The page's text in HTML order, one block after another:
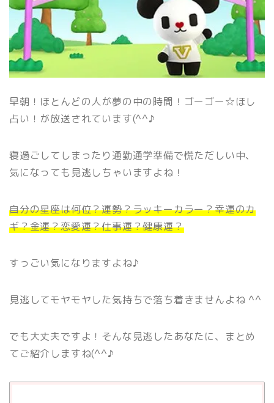
早朝！ほとんどの人が夢の中の時間！ゴーゴー☆ほし
占い！が放送されています(^^♪
寝過ごしてしまったり通勤通学準備で慌ただしい中、
気になっても見逃しちゃいますよね！
自分の星座は何位？運勢？ラッキーカラー？幸運のカ
ギ？金運？恋愛運？仕事運？健康運？
すっごい気になりますよね♪
見逃してモヤモヤした気持ちで落ち着きませんよね ^^
でも大丈夫ですよ！そんな見逃したあなたに、まとめ
てご紹介しますね(^^♪